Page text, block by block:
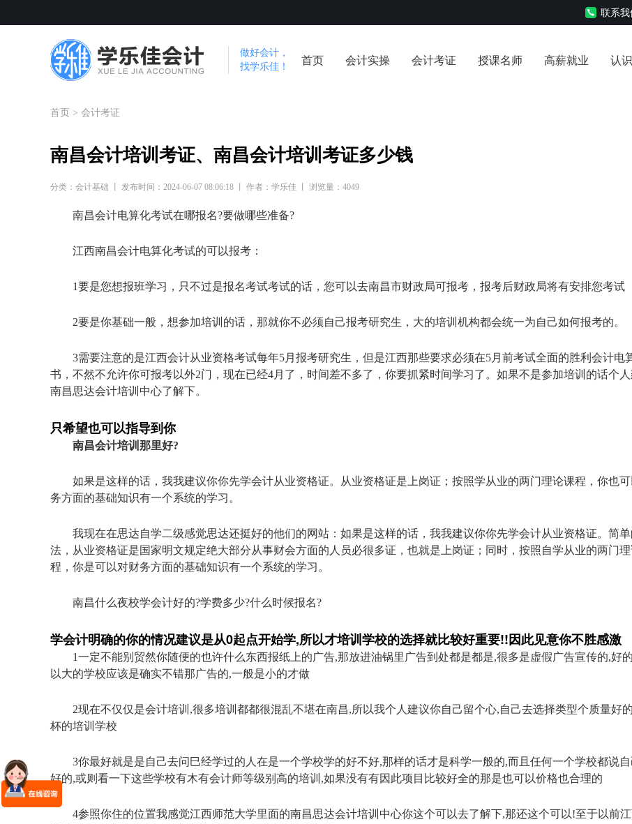
联系我
做好会计，
找学乐佳！
首页 会计实操 会计考证 授课名师 高薪就业 认
首页 > 会计考证
南昌会计培训考证、南昌会计培训考证多少钱
分类：会计基础 丨 发布时间：2024-06-07 08:06:18 丨 作者：学乐佳 丨 浏览量：4049
南昌会计电算化考试在哪报名?要做哪些准备?
江西南昌会计电算化考试的可以报考：
1要是您想报班学习，只不过是报名考试考试的话，您可以去南昌市财政局可报考，报考后财政局将有安排您考试
2要是你基础一般，想参加培训的话，那就你不必须自己报考研究生，大的培训机构都会统一为自己如何报考的。
3需要注意的是江西会计从业资格考试每年5月报考研究生，但是江西那些要求必须在5月前考试全面的胜利会计电
书，不然不允许你可报考以外2门，现在已经4月了，时间差不多了，你要抓紧时间学习了。如果不是参加培训的话个
南昌思达会计培训中心了解下。
只希望也可以指导到你
南昌会计培训那里好?
如果是这样的话，我我建议你你先学会计从业资格证。从业资格证是上岗证；按照学从业的两门理论课程，你也
务方面的基础知识有一个系统的学习。
我现在在思达自学二级感觉思达还挺好的他们的网站：如果是这样的话，我我建议你你先学会计从业资格证。简
法，从业资格证是国家明文规定绝大部分从事财会方面的人员必很多证，也就是上岗证；同时，按照自学从业的两门
程，你是可以对财务方面的基础知识有一个系统的学习。
南昌什么夜校学会计好的?学费多少?什么时候报名?
学会计明确的你的情况建议是从0起点开始学,所以才培训学校的选择就比较好重要!!因此见意你不胜感激
1一定不能别贸然你随便的也许什么东西报纸上的广告,那放进油锅里广告到处都是都是,很多是虚假广告宣传的,好
以大的学校应该是确实不错那广告的,一般是小的才做
2现在不仅仅是会计培训,很多培训都都很混乱不堪在南昌,所以我个人建议你自己留个心,自己去选择类型个质量好
杯的培训学校
3你最好就是是自己去问巳经学过的人在是一个学校学的好不好,那样的话才是科学一般的,而且任何一个学校都说
好的,或则看一下这些学校有木有会计师等级别高的培训,如果没有有因此项目比较好全的那是也可以价格也合理的
4参照你住的位置我感觉江西师范大学里面的南昌思达会计培训中心你这个可以去了解下,那还这个可以!至于以前